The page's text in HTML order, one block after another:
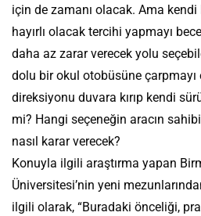
için de zamanı olacak. Ama kendi
hayırlı olacak tercihi yapmayı
daha az zarar verecek yolu
dolu bir okul otobüsüne çarpmayı
direksiyonu duvara kırıp kendi
mi? Hangi seçeneğin aracın
nasıl karar verecek?
Konuyla ilgili araştırma yapan
Üniversitesi’nin yeni
ilgili olarak, “Buradaki önceliği,